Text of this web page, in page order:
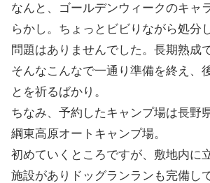
なんと、ゴールデンウィークのキャ
らかし。ちょっとビビりながら処分
問題はありませんでした。長期熟成
そんなこんなで一通り準備を終え、
とを祈るばかり。
ちなみ、予約したキャンプ場は長野
綱東高原オートキャンプ場。
初めていくところですが、敷地内に
施設がありドッグランランも完備し